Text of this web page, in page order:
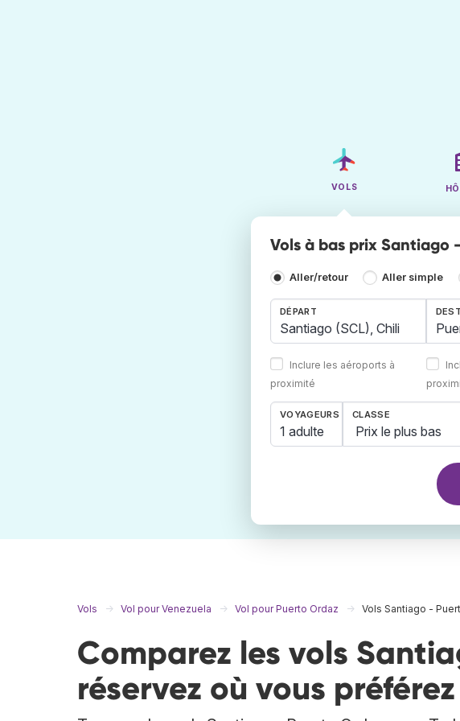
VOLS
Vols à bas prix Santiago
Aller/retour Aller simple
DÉPART
Inclure les aéroports à
proximité
VOYAGEURS
1 adulte
CLASSE
Vols Vol pour Venezuela Vol pour Puerto Ordaz Vols Santiago -
Comparez les vols
réservez où vous préférez